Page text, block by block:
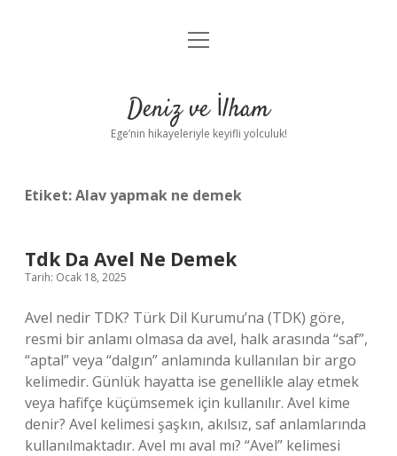
Anasayfa
Yasal Uyarı
menüyü
Deniz ve İlham
Ege’nin hikayeleriyle keyifli yolculuk!
Etiket:Alav yapmak ne demek
Tdk Da Avel Ne Demek
Tarih: Ocak 18, 2025
Avel nedir TDK? Türk Dil Kurumu’na (TDK) göre,
resmi bir anlamı olmasa da avel, halk arasında “saf”,
“aptal” veya “dalgın” anlamında kullanılan bir argo
kelimedir. Günlük hayatta ise genellikle alay etmek
veya hafifçe küçümsemek için kullanılır. Avel kime
denir? Avel kelimesi şaşkın, akılsız, saf anlamlarında
kullanılmaktadır. Avel mı aval mı? “Avel” kelimesi